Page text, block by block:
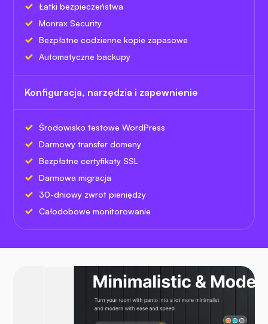
Łatki bezpieczeństwa
Monrax Security
Bezpłatne codzienne kopie zapasowe
Automatyczne backupy
Konfiguracja, narzędzia i zapewnienie
Środowisko testowe WordPress
Darmowy transfer domeny
Bezpłatne certyfikaty SSL
Darmowa migracja
30-dniowy zwrot pieniędzy
Całodobowe monitorowanie